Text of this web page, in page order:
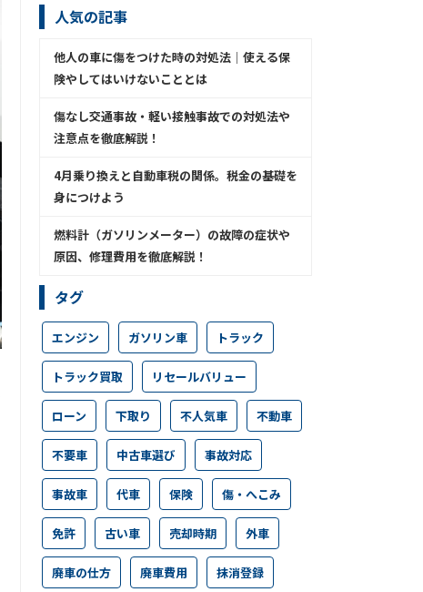
人気の記事
他人の車に傷をつけた時の対処法│使える保
険やしてはいけないこととは
傷なし交通事故・軽い接触事故での対処法や
注意点を徹底解説！
4月乗り換えと自動車税の関係。税金の基礎を
身につけよう
燃料計（ガソリンメーター）の故障の症状や
原因、修理費用を徹底解説！
タグ
エンジン ガソリン車 トラック
トラック買取 リセールバリュー
ローン 下取り 不人気車 不動車
不要車 中古車選び 事故対応
事故車 代車 保険 傷・へこみ
免許 古い車 売却時期 外車
廃車の仕方 廃車費用 抹消登録